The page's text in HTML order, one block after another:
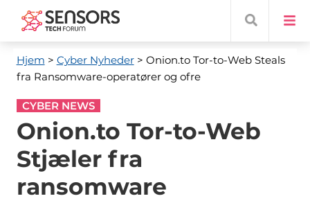
Hjem > Cyber ​​Nyheder> Onion.to Tor-to-Web Steals
fra Ransomware-operatører og ofre
CYBER NEWS
Onion.to Tor-to-Web
Stjæler fra
ransomware